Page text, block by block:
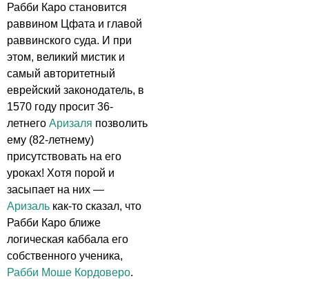
Рабби Каро становится
раввином Цфата и главой
раввинского суда. И при
этом, великий мистик и
самый авторитетный
еврейский законодатель, в
1570 году просит 36-
летнего Аризаля позволить
ему (82-летнему)
присутствовать на его
уроках! Хотя порой и
засыпает на них —
Аризаль как-то сказал, что
Рабби Каро ближе
логическая каббала его
собственного ученика,
Рабби Моше Кордоверо.